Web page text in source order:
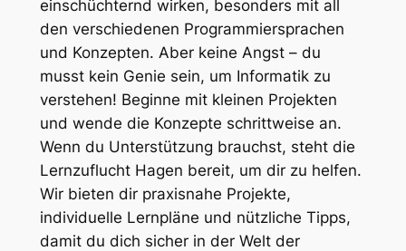
einschüchternd wirken, besonders mit all
den verschiedenen Programmiersprachen
und Konzepten. Aber keine Angst – du
musst kein Genie sein, um Informatik zu
verstehen! Beginne mit kleinen Projekten
und wende die Konzepte schrittweise an.
Wenn du Unterstützung brauchst, steht die
Lernzuflucht Hagen bereit, um dir zu helfen.
Wir bieten dir praxisnahe Projekte,
individuelle Lernpläne und nützliche Tipps,
damit du dich sicher in der Welt der